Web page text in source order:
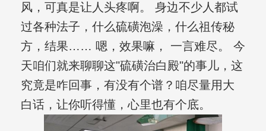
风，可真是让人头疼啊。 身边不少人都试
过各种法子，什么硫磺泡澡，什么祖传秘
方，结果…… 嗯，效果嘛， 一言难尽。 今
天咱们就来聊聊这"硫磺治白殿"的事儿，这
究竟是咋回事，有没有个谱？咱尽量用大
白话，让你听得懂，心里也有个底。